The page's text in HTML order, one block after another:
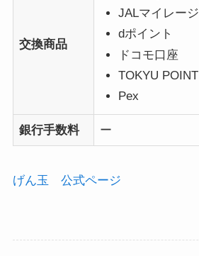
交換商品
JALマイレージ
dポイント
ドコモ口座
TOKYU POINT
Pex
銀行手数料 ー
げん玉 公式ページ